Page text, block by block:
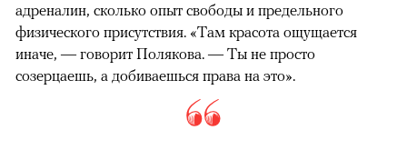
адреналин, сколько опыт свободы и предельного
физического присутствия. «Там красота ощущается
иначе, — говорит Полякова. — Ты не просто
созерцаешь, а добиваешься права на это».